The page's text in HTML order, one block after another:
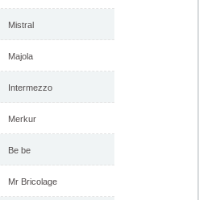
Mistral
Majola
Intermezzo
Merkur
Be be
Mr Bricolage